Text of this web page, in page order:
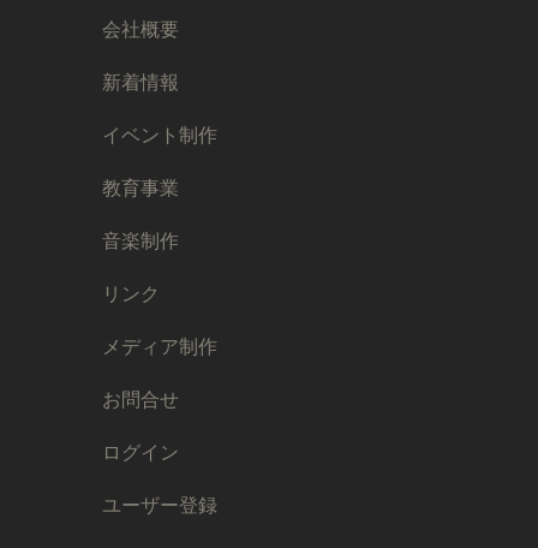
会社概要
新着情報
イベント制作
教育事業
音楽制作
リンク
メディア制作
お問合せ
ログイン
ユーザー登録